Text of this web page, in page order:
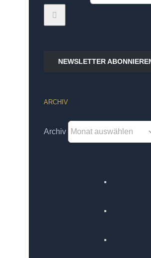
NEWSLETTER
ARCHIV
Archiv